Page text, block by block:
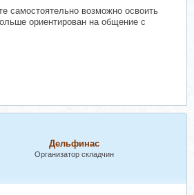
самостоятельно возможно освоить
ориентирован на общение с
Дельфинас
Организатор складчин